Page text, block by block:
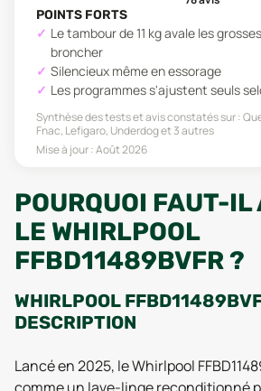
POINTS FORTS
Le tambour de 11 kg avale les
broncher
Silencieux même en essorage
Les programmes s'ajustent seuls
Synthèse des tests et avis constatés sur :
Fnac, Lefigaro, Underdoget 3 autres
Mise à jour :Août 2026
POURQUOI FAUT-IL
LE WHIRLPOOL
FFBD11489BVFR ?
WHIRLPOOL
DESCRIPTION
Lancé en 2025, le Whirlpool